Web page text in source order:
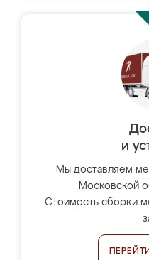
и
Мы доставляем
Московской
Стоимость сборки